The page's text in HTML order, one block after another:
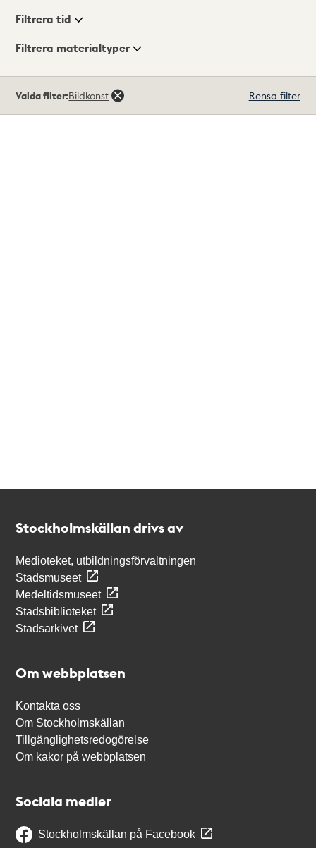
Visningsläge
Filtrera tid
Filtrera materialtyper
träffar
Valda filter:Bildkonst Rensa filter
Stockholmskällan drivs av
Medioteket, utbildningsförvaltningen
Stadsmuseet
Medeltidsmuseet
Stadsbiblioteket
Stadsarkivet
Om webbplatsen
Kontakta oss
Om Stockholmskällan
Tillgänglighetsredogörelse
Om kakor på webbplatsen
Sociala medier
Stockholmskällan på Facebook